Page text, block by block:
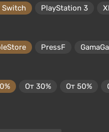
Switch PlayStation 3
PressF
От 30% От 50%